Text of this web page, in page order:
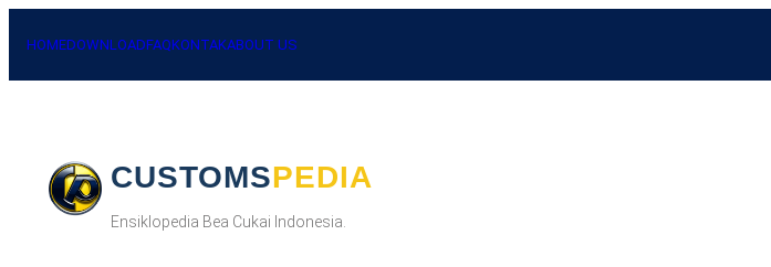
HOMEDOWNLOADFAQKONTAKABOUT US
CUSTOMSPEDIA
Ensiklopedia Bea Cukai Indonesia.